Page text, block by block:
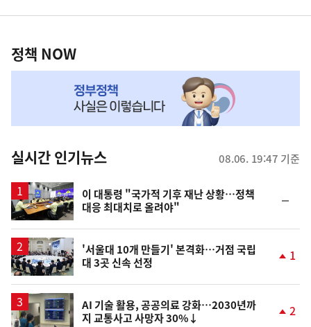
영
책
NOW,
뉴
스
정책 NOW
실시간 인기뉴스 08.06. 19:47 기준
이 대통령 "국가적 기후 재난 상황…정책
대응 최대치로 올려야"
일
'서울대 10개 만들기' 본격화…거점 국립
대 3곳 신속 선정
상
1
AI 기술 활용, 공공의료 강화…2030년까
지 교통사고 사망자 30%↓
2